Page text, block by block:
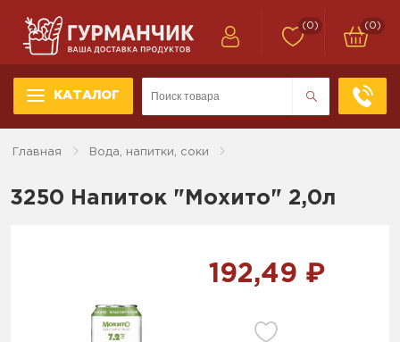
КАТАЛОГ
(0) (0)
Главная Вода, напитки, соки
3250 Напиток "Мохито" 2,0л
192,49 ₽